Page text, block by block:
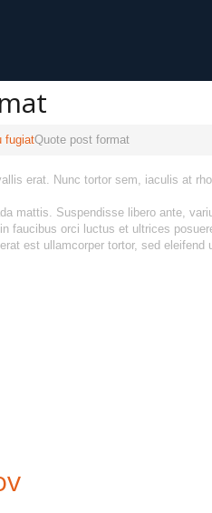
fugiatQuote post format
erat. Nunc tortor sem, iaculis at
mattis. Suspendisse libero ante,
faucibus orci luctus et ultrices
est ullamcorper tortor, sed eleifend